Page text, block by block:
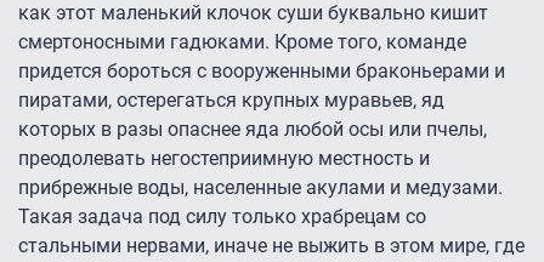
как этот маленький клочок суши буквально кишит
смертоносными гадюками. Кроме того, команде
придется бороться с вооруженными браконьерами и
пиратами, остерегаться крупных муравьев, яд
которых в разы опаснее яда любой осы или пчелы,
преодолевать негостеприимную местность и
прибрежные воды, населенные акулами и медузами.
Такая задача под силу только храбрецам со
стальными нервами, иначе не выжить в этом мире, где